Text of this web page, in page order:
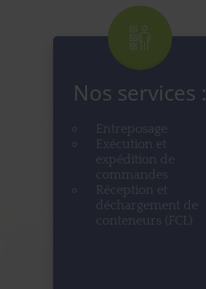
Nos services :
Entreposage
Exécution et
expédition de
commandes
Réception et
déchargement de
conteneurs (FCL)